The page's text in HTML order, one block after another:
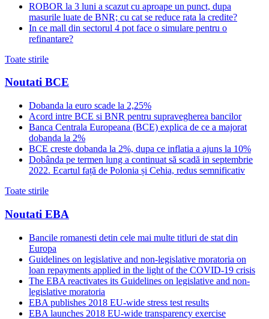
ROBOR la 3 luni a scazut cu aproape un punct, dupa
masurile luate de BNR; cu cat se reduce rata la credite?
In ce mall din sectorul 4 pot face o simulare pentru o
refinantare?
Toate stirile
Noutati BCE
Dobanda la euro scade la 2,25%
Acord intre BCE si BNR pentru supravegherea bancilor
Banca Centrala Europeana (BCE) explica de ce a majorat
dobanda la 2%
BCE creste dobanda la 2%, dupa ce inflatia a ajuns la 10%
Dobânda pe termen lung a continuat să scadă in septembrie
2022. Ecartul față de Polonia și Cehia, redus semnificativ
Toate stirile
Noutati EBA
Bancile romanesti detin cele mai multe titluri de stat din
Europa
Guidelines on legislative and non-legislative moratoria on
loan repayments applied in the light of the COVID-19 crisis
The EBA reactivates its Guidelines on legislative and non-
legislative moratoria
EBA publishes 2018 EU-wide stress test results
EBA launches 2018 EU-wide transparency exercise